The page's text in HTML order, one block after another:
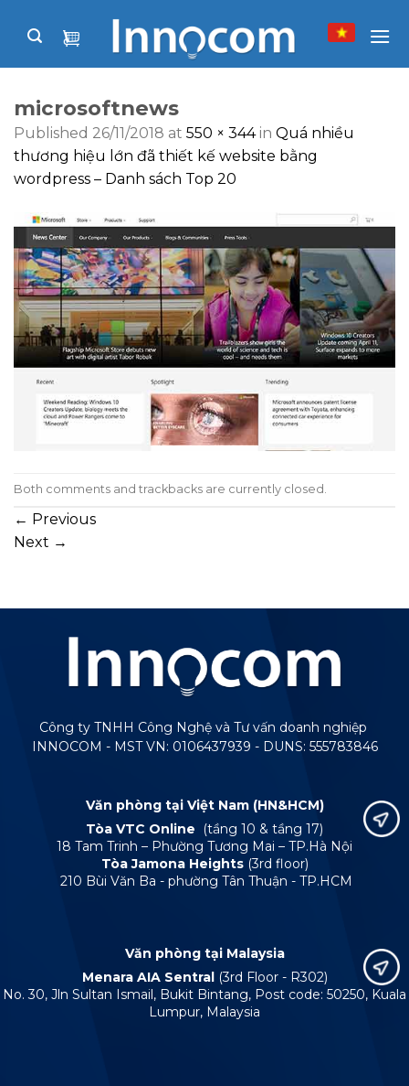
microsoftnews
Published 26/11/2018 at 550 × 344in Quá nhiều
thương hiệu lớn đã thiết kế website bằng
wordpress – Danh sách Top 20
Both comments and trackbacks are currently closed.
← Previous
Next →
Công ty TNHH Công Nghệ và Tư vấn doanh nghiệp
INNOCOM - MST VN: 0106437939 - DUNS: 555783846
Văn phòng tại Việt Nam (HN&HCM)
Tòa VTC Online
(tầng 10 & tầng 17)
18 Tam Trinh – Phường Tương Mai – TP.Hà Nội
Tòa Jamona Heights (3rd floor)
210 Bùi Văn Ba - phường Tân Thuận - TP.HCM
Văn phòng tại Malaysia
Menara AIA Sentral (3rd Floor - R302)
No. 30, Jln Sultan Ismail, Bukit Bintang, Post code: 50250, Kuala
Lumpur, Malaysia